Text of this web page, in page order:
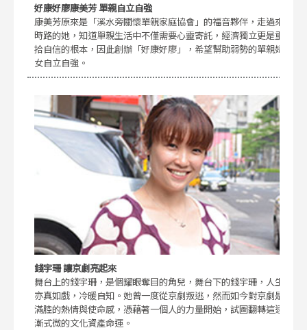
好康好廖康美芳 單親自立自強
康美芳原來是「溪水旁關懷單親家庭協會」的福音夥伴，走過來
時路的她，知道單親生活中不僅需要心靈寄託，經濟獨立更是重
拾自信的根本，因此創辦「好康好廖」，希望幫助弱勢的單親婦
女自立自強。
錢宇珊 讓京劇亮起來
舞台上的錢宇珊，是個耀眼奪目的角兒，舞台下的錢宇珊，人生
亦真如戲，冷暖自知。她曾一度從京劇叛逃，然而如今對京劇是
滿腔的熱情與使命感，憑藉著一個人的力量開始，試圖翻轉這逐
漸式微的文化資產命運。